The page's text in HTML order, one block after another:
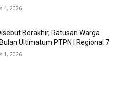
4, 2026
Berakhir, Ratusan Warga
Ultimatum PTPN I Regional 7
1, 2026